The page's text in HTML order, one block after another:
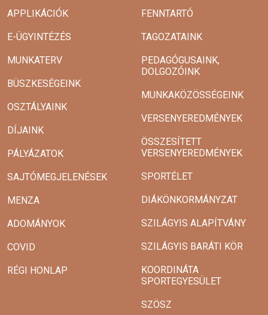
APPLIKÁCIÓK
E-ÜGYINTÉZÉS
MUNKATERV
BÜSZKESÉGEINK
OSZTÁLYAINK
DÍJAINK
PÁLYÁZATOK
SAJTÓMEGJELENÉSEK
MENZA
ADOMÁNYOK
COVID
RÉGI HONLAP
FENNTARTÓ
TAGOZATAINK
PEDAGÓGUSAINK,
DOLGOZÓINK
MUNKAKÖZÖSSÉGEINK
VERSENYEREDMÉNYEK
ÖSSZESÍTETT
VERSENYEREDMÉNYEK
SPORTÉLET
DIÁKÖNKORMÁNYZAT
SZILÁGYIS ALAPÍTVÁNY
SZILÁGYIS BARÁTI KÖR
KOORDINÁTA
SPORTEGYESÜLET
SZÖSZ